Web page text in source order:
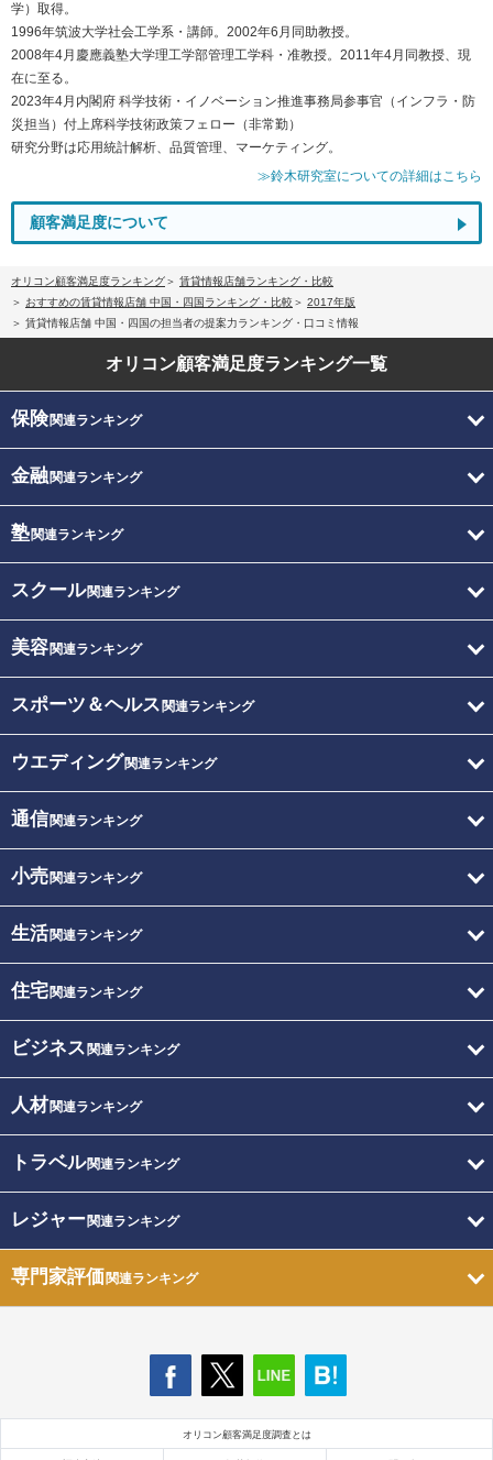
学）取得。
1996年筑波大学社会工学系・講師。2002年6月同助教授。
2008年4月慶應義塾大学理工学部管理工学科・准教授。2011年4月同教授、現
在に至る。
2023年4月内閣府 科学技術・イノベーション推進事務局参事官（インフラ・防
災担当）付上席科学技術政策フェロー（非常勤）
研究分野は応用統計解析、品質管理、マーケティング。
≫鈴木研究室についての詳細はこちら
顧客満足度について
オリコン顧客満足度ランキング
賃貸情報店舗ランキング・比較
おすすめの賃貸情報店舗 中国・四国ランキング・比較
2017年版
賃貸情報店舗 中国・四国の担当者の提案力ランキング・口コミ情報
オリコン顧客満足度ランキング一覧
保険関連ランキング
金融関連ランキング
塾関連ランキング
スクール関連ランキング
美容関連ランキング
スポーツ＆ヘルス 関連ランキング
ウエディング関連ランキング
通信関連ランキング
小売関連ランキング
生活関連ランキング
住宅関連ランキング
ビジネス 関連ランキング
人材関連ランキング
トラベル関連ランキング
レジャー関連ランキング
専門家評価関連ランキング
オリコン顧客満足度調査とは